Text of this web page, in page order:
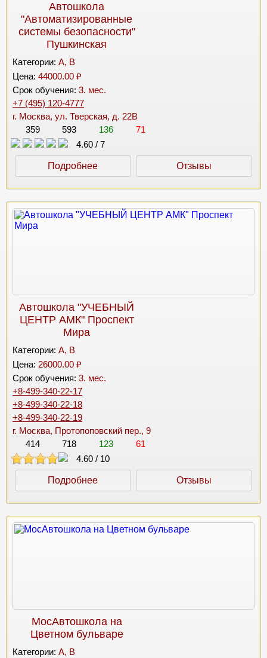
Автошкола
"Автоматизированные
системы безопасности"
Пушкинская
Категории: A, B
Цена: 44000.00 ₽
Срок обучения: 3. мес.
+7 (495) 120-4777
г. Москва, ул. Тверская, д. 22В
359
593 136
71
4.60 / 7
Подробнее Отзывы
Автошкола "УЧЕБНЫЙ
ЦЕНТР АМК" Проспект
Мира
Категории: A, B
Цена: 26000.00 ₽
Срок обучения: 3. мес.
+8-499-340-22-17
+8-499-340-22-18
+8-499-340-22-19
г. Москва, Протопоповский пер., 9
414
718 123
61
4.60 / 10
Подробнее Отзывы
МосАвтошкола на
Цветном бульваре
Категории: A, B